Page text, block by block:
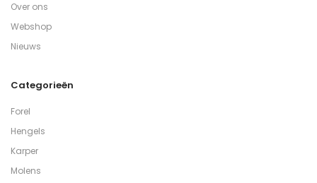
Over ons
Webshop
Nieuws
Categorieën
Forel
Hengels
Karper
Molens